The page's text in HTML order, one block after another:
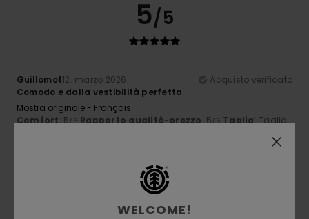
5/5
Guillomot12. marzo 2026
Acquisto verificato
Comodo e dalla vestibilità perfetta
Mostra originale - Français
Comfort: 5 /5 Rapporto qualità-prezzo: 5 /5 Taglia: Taglia
5/5
WELCOME!